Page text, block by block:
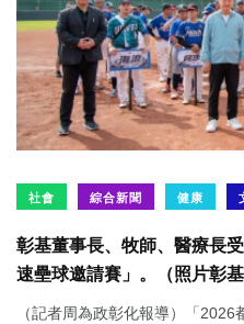
社會 綜合新聞 健康
彰基董事長、牧師、醫療長
速壘球邀請賽」。（照片彰基
（記者周為政彰化報導）「